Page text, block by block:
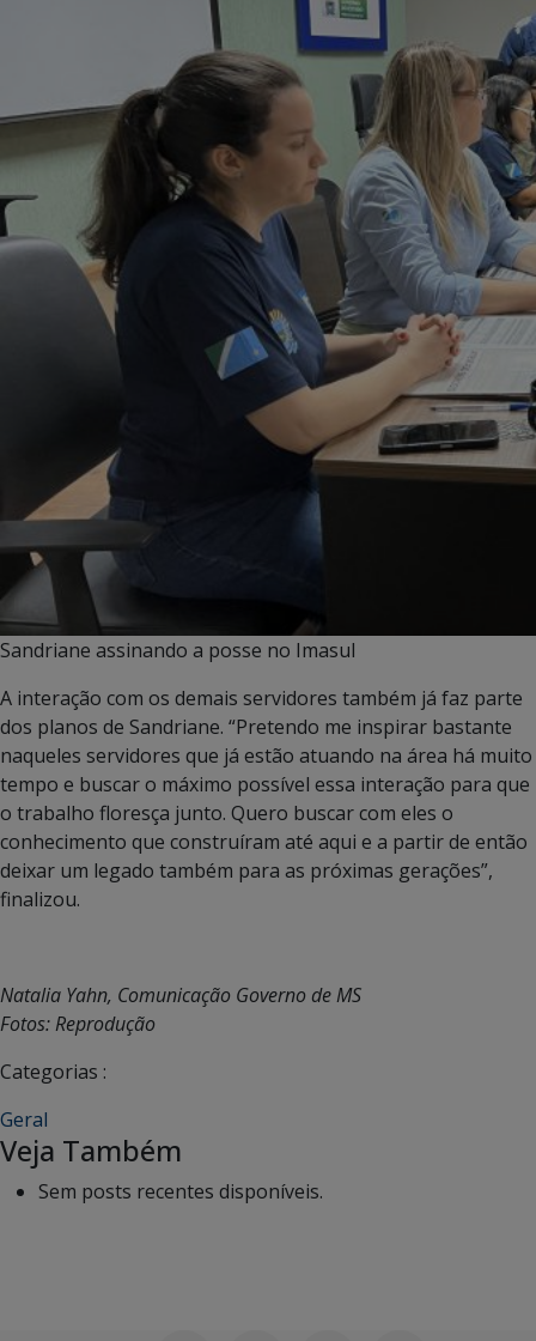
Sandriane assinando a posse no Imasul
A interação com os demais servidores também já faz parte
dos planos de Sandriane. “Pretendo me inspirar bastante
naqueles servidores que já estão atuando na área há muito
tempo e buscar o máximo possível essa interação para que
o trabalho floresça junto. Quero buscar com eles o
conhecimento que construíram até aqui e a partir de então
deixar um legado também para as próximas gerações”,
finalizou.
Natalia Yahn, Comunicação Governo de MS
Fotos: Reprodução
Categorias :
Geral
Veja Também
Sem posts recentes disponíveis.